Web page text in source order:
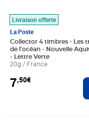
Livraison offerte
La Poste
Collector 4 timbres - Les
de l'océan - Nouvelle
- Lettre Verte
20g / France
7,50€